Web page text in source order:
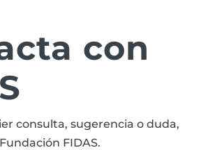
con
consulta, sugerencia o duda,
FIDAS.